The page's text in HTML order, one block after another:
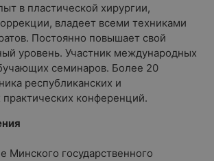
в пластической хирургии,
владеет всеми техниками
Постоянно повышает свой
уровень. Участник международных
семинаров. Более 20
республиканских и
конференций.
Минского государственного